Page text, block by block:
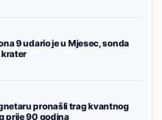
9 udario je u Mjesec, sonda
pronašli trag kvantnog
prije 90 godina